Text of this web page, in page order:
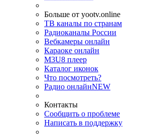
Больше от yootv.online
ТВ каналы по странам
Радиоканалы России
Вебкамеры онлайн
Караоке онлайн
M3U8 плеер
Каталог иконок
Что посмотреть?
Радио онлайнNEW
Контакты
Сообщить о проблеме
Написать в поддержку